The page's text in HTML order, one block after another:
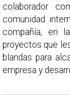
colaborador
comunidad
compañía, en
proyectos que
blandas para
empresa y